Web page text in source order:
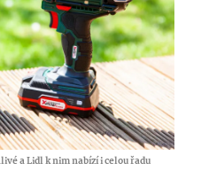
a Lidl k nim nabízí i celou řadu